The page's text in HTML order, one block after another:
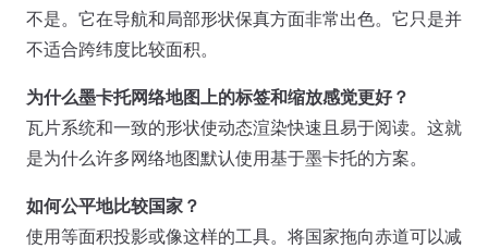
不是。它在导航和局部形状保真方面非常出色。它只是并
不适合跨纬度比较面积。
为什么墨卡托网络地图上的标签和缩放感觉更好？
瓦片系统和一致的形状使动态渲染快速且易于阅读。这就
是为什么许多网络地图默认使用基于墨卡托的方案。
如何公平地比较国家？
使用等面积投影或像这样的工具。将国家拖向赤道可以减